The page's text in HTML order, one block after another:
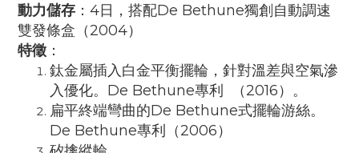
動力儲存 ：4日，搭配De Bethune獨創自動調速
雙發條盒（2004）
特徵 ：
鈦金屬插入白金平衡擺輪，針對溫差與空氣滲
入優化。De Bethune專利 （2016）。
扁平終端彎曲的De Bethune式擺輪游絲。
De Bethune專利（2006）